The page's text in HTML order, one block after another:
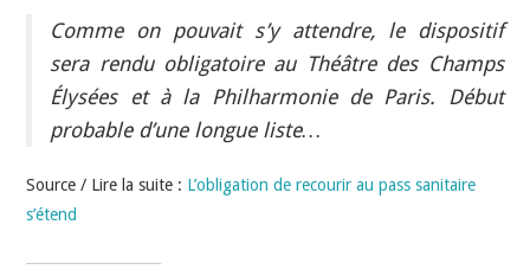
Comme on pouvait s’y attendre, le dispositif
sera rendu obligatoire au Théâtre des Champs
Élysées et à la Philharmonie de Paris. Début
probable d’une longue liste…
Source / Lire la suite : L’obligation de recourir au pass sanitaire
s’étend